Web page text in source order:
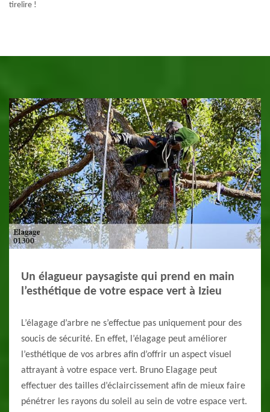
tirelire !
Un élagueur paysagiste qui prend en main
l’esthétique de votre espace vert à Izieu
L’élagage d’arbre ne s’effectue pas uniquement pour des
soucis de sécurité. En effet, l’élagage peut améliorer
l’esthétique de vos arbres afin d’offrir un aspect visuel
attrayant à votre espace vert. Bruno Elagage peut
effectuer des tailles d’éclaircissement afin de mieux faire
pénétrer les rayons du soleil au sein de votre espace vert.